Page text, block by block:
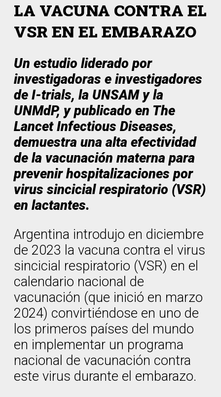
LA VACUNA CONTRA EL
VSR EN EL EMBARAZO
Un estudio liderado por
investigadoras e investigadores
de I-trials, la UNSAM y la
UNMdP, y publicado en The
Lancet Infectious Diseases,
demuestra una alta efectividad
de la vacunación materna para
prevenir hospitalizaciones por
virus sincicial respiratorio (VSR)
en lactantes.
Argentina introdujo en diciembre
de 2023 la vacuna contra el virus
sincicial respiratorio (VSR) en el
calendario nacional de
vacunación (que inició en marzo
2024) convirtiéndose en uno de
los primeros países del mundo
en implementar un programa
nacional de vacunación contra
este virus durante el embarazo.